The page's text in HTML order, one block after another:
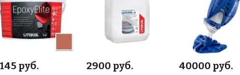
руб. 2900 руб. 40000 руб.